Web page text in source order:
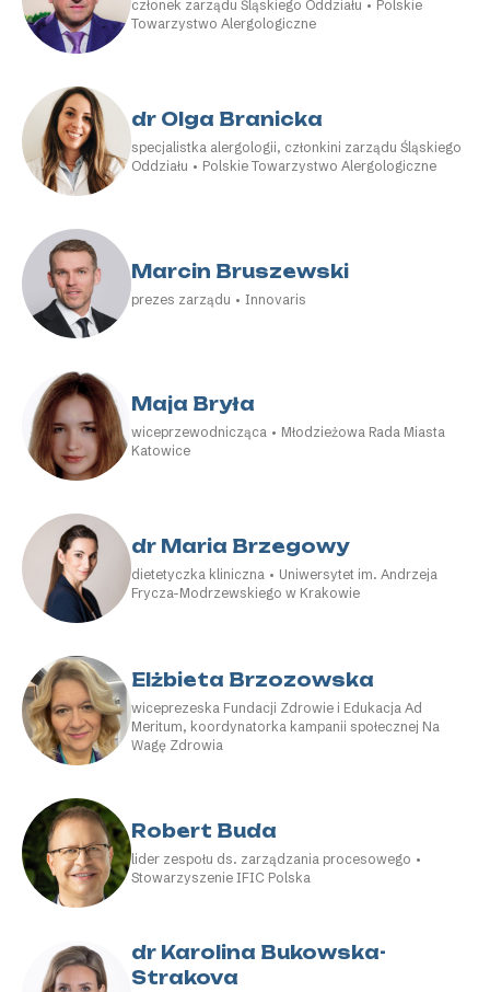
członek zarządu Śląskiego Oddziału • Polskie
Towarzystwo Alergologiczne
dr Olga Branicka
specjalistka alergologii, członkini zarządu Śląskiego
Oddziału • Polskie Towarzystwo Alergologiczne
Marcin Bruszewski
prezes zarządu • Innovaris
Maja Bryła
wiceprzewodnicząca • Młodzieżowa Rada Miasta
Katowice
dr Maria Brzegowy
dietetyczka kliniczna • Uniwersytet im. Andrzeja
Frycza-Modrzewskiego w Krakowie
Elżbieta Brzozowska
wiceprezeska Fundacji Zdrowie i Edukacja Ad
Meritum, koordynatorka kampanii społecznej Na
Wagę Zdrowia
Robert Buda
lider zespołu ds. zarządzania procesowego •
Stowarzyszenie IFIC Polska
dr Karolina Bukowska-
Strakova